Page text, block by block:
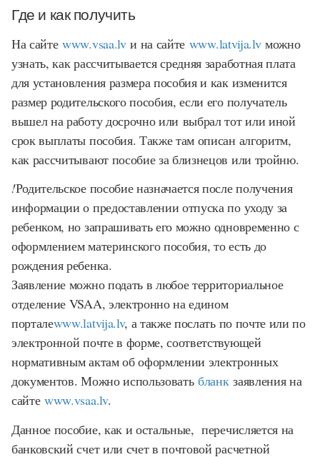
Где и как получить
На сайтеwww.vsaa.lvи на сайте www.latvija.lvможно
узнать, как рассчитывается средняя заработная плата
для установления размера пособия и как изменится
размер родительского пособия, если его получатель
вышел на работу досрочно или выбрал тот или иной
срок выплаты пособия. Также там описан алгоритм,
как рассчитывают пособие за близнецов или тройню.
!Родительское пособие назначается после получения
информации о предоставлении отпуска по уходу за
ребенком, но запрашивать его можно одновременно с
оформлением материнского пособия, то есть до
рождения ребенка.
Заявление можно подать в любое территориальное
отделение VSAA, электронно на едином
порталеwww.latvija.lv, а также послать по почте или по
электронной почте в форме, соответствующей
нормативным актам об оформлении электронных
документов. Можно использоватьбланкзаявления на
сайтеwww.vsaa.lv.
Данное пособие, как и остальные, перечисляется на
банковский счет или счет в почтовой расчетной